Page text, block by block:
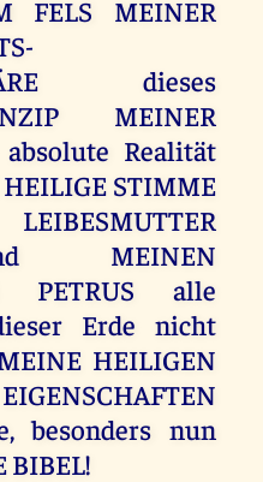
FELS MEINER
dieses
MEINER
Realität
STIMME
MEINEN
PETRUS alle
Erde nicht
HEILIGEN
besonders nun
BIBEL!